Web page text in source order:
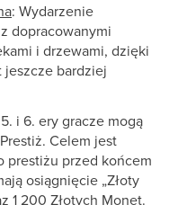
: Wydarzenie
dopracowanymi
i drzewami, dzięki
bardziej
i 6. ery gracze mogą
Celem jest
prestiżu przed końcem
osiągnięcie „Złoty
1 200 Złotych Monet.